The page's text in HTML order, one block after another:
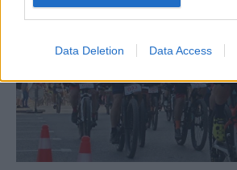
Data Deletion Data Access